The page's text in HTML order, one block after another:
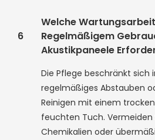
6
Welche
Regelmäßigem
Akustikpaneele
Die Pflege beschränkt sich
regelmäßiges Abstauben
Reinigen mit einem
feuchten Tuch. Vermeiden
Chemikalien oder